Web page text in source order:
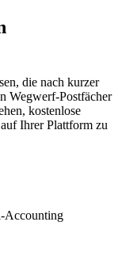
die nach kurzer
Wegwerf-Postfächer
kostenlose
Ihrer Plattform zu
Accounting